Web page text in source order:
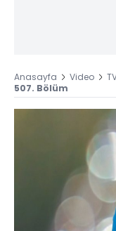
Anasayfa Video
507. Bölüm